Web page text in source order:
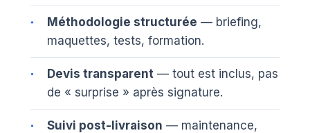
Méthodologie structurée — briefing,
maquettes, tests, formation.
Devis transparent— tout est inclus, pas
de « surprise » après signature.
Suivi post-livraison — maintenance,